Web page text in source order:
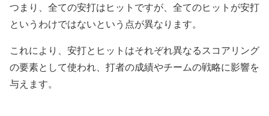
つまり、全ての安打はヒットですが、全てのヒットが安打
というわけではないという点が異なります。
これにより、安打とヒットはそれぞれ異なるスコアリング
の要素として使われ、打者の成績やチームの戦略に影響を
与えます。